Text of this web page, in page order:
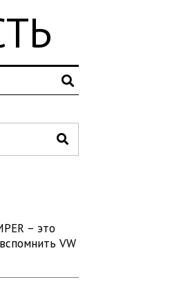
– это
VW